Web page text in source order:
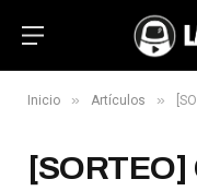
Inicio » Artículos »